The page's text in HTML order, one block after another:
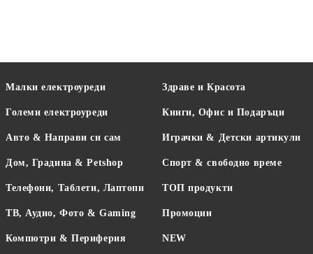
Малки електроуреди
Големи електроуреди
Авто & Направи си сам
Дом, Градина & Petshop
Телефони, Таблети, Лаптопи
ТВ, Аудио, Фото & Gaming
Компютри & Периферия
Здраве и Красота
Книги, Офис и Подаръци
Играчки & Детски артикули
Спорт & свободно време
ТОП продукти
Промоции
NEW